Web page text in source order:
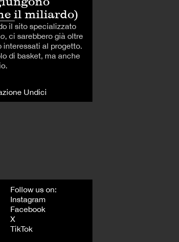
il miliardo)
il sito specializzato
, ci sarebbero già oltre
interessati al progetto.
di basket, ma anche
Undici
Follow us on:
Instagram
Facebook
X
TikTok